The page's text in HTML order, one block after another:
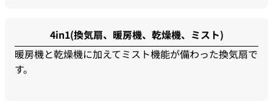
4in1(換気扇、暖房機、乾燥機、ミスト)
暖房機と乾燥機に加えてミスト機能が備わった換気扇で
す。